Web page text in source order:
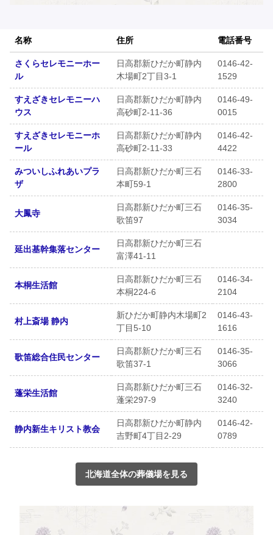
名称 住所 電話番号
さくらセレモニーホー
ル
日高郡新ひだか町静内
木場町2丁目3-1
0146-42-
1529
すえざきセレモニーハ
ウス
日高郡新ひだか町静内
高砂町2-11-36
0146-49-
0015
すえざきセレモニーホ
ール
日高郡新ひだか町静内
高砂町2-11-33
0146-42-
4422
みついしふれあいプラ
ザ
日高郡新ひだか町三石
本町59-1
0146-33-
2800
大鳳寺
日高郡新ひだか町三石
歌笛97
0146-35-
3034
延出基幹集落センター
日高郡新ひだか町三石
富澤41-11
本桐生活館
日高郡新ひだか町三石
本桐224-6
0146-34-
2104
村上斎場 静内
新ひだか町静内木場町2
丁目5-10
0146-43-
1616
歌笛総合住民センター
日高郡新ひだか町三石
歌笛37-1
0146-35-
3066
蓬栄生活館
日高郡新ひだか町三石
蓬栄297-9
0146-32-
3240
静内新生キリスト教会
日高郡新ひだか町静内
吉野町4丁目2-29
0146-42-
0789
北海道全体の葬儀場を見る